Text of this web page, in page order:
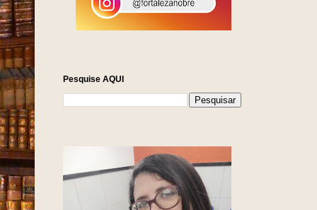
Pesquise AQUI